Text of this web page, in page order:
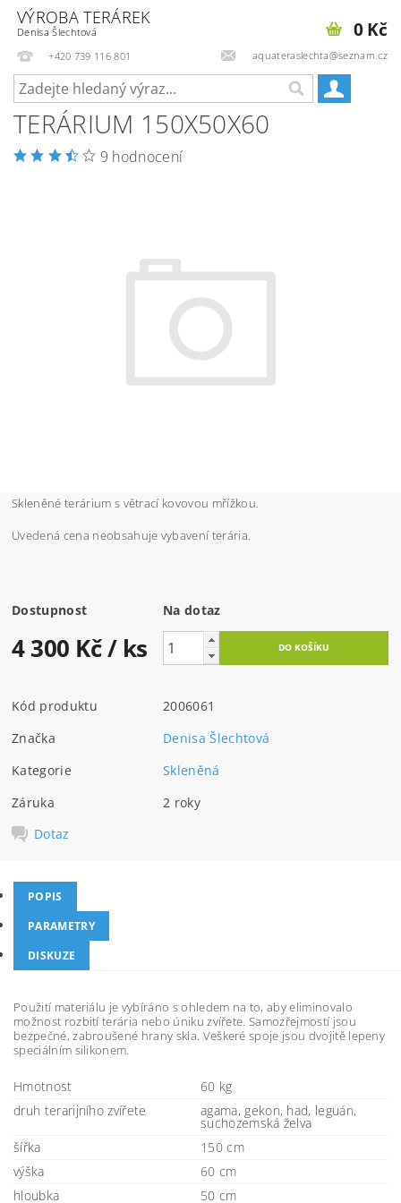
VÝROBA TERÁREK
Denisa Šlechtová
+420 739 116 801
aquateraslechta@seznam.cz
0 Kč
TERÁRIUM 150X50X60
9 hodnocení
Skleněné terárium s větrací kovovou mřížkou.
Uvedená cena neobsahuje vybavení terária.
Dostupnost Na dotaz
4 300 Kč/ ks
Kód produktu
2006061
Značka
Denisa Šlechtová
Kategorie
Skleněná
Záruka
2 roky
Dotaz
POPIS
PARAMETRY
DISKUZE
Použití materiálu je vybíráno s ohledem na to, aby eliminovalo
možnost rozbití terária nebo úniku zvířete. Samozřejmostí jsou
bezpečné, zabroušené hrany skla. Veškeré spoje jsou dvojitě lepeny
speciálním silikonem.
Hmotnost
60 kg
druh terarijního zvířete
agama, gekon, had, leguán,
suchozemská želva
šířka
150 cm
výška
60 cm
hloubka
50 cm